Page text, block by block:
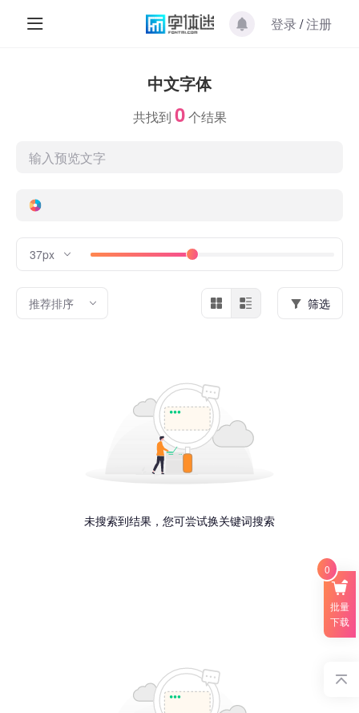
登录 /注册
中文字体
共找到 0个结果
推荐排序
37px
筛选
未搜索到结果，您可尝试换关键词搜索
批量
下载
0